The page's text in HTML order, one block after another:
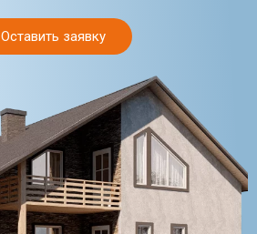
Оставить заявку